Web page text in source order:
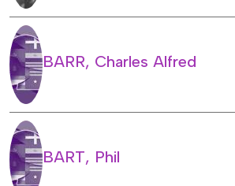
BARR, Charles Alfred
BART, Phil